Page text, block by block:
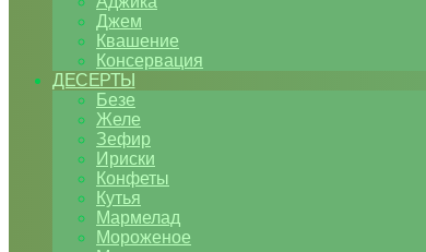
Джем
Квашение
Консервация
ДЕСЕРТЫ
Безе
Желе
Зефир
Ириски
Конфеты
Кутья
Мармелад
Мороженое